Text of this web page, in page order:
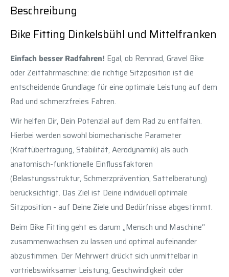
Beschreibung
Bike Fitting Dinkelsbühl und Mittelfranken
Einfach besser Radfahren! Egal, ob Rennrad, Gravel Bike
oder Zeitfahrmaschine: die richtige Sitzposition ist die
entscheidende Grundlage für eine optimale Leistung auf dem
Rad und schmerzfreies Fahren.
Wir helfen Dir, Dein Potenzial auf dem Rad zu entfalten.
Hierbei werden sowohl biomechanische Parameter
(Kraftübertragung, Stabilität, Aerodynamik) als auch
anatomisch-funktionelle Einflussfaktoren
(Belastungsstruktur, Schmerzprävention, Sattelberatung)
berücksichtigt. Das Ziel ist Deine individuell optimale
Sitzposition - auf Deine Ziele und Bedürfnisse abgestimmt.
Beim Bike Fitting geht es darum „Mensch und Maschine“
zusammenwachsen zu lassen und optimal aufeinander
abzustimmen. Der Mehrwert drückt sich unmittelbar in
vortriebswirksamer Leistung, Geschwindigkeit oder